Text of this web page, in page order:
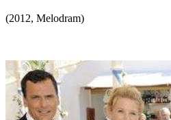
(2012, Melodram)